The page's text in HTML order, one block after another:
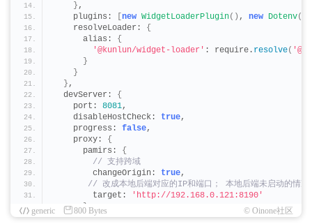
} ,
    plugins:
new WidgetLoaderPlugin() , new Dotenv()]
    resolveLoader:
{
      alias:
{
'@kunlun/widget-loader' : require. resolve(
}
}
} ,
  devServer:
{
    port:
8081,
    disableHostCheck:
true,
    progress:
false,
    proxy:
{
      pamirs:
{
// 支持跨域
        changeOrigin:
true,
// 改成本地后端对应的IP和端口； 本地后端未启动的情况
        target:
'http://192.168.0.121:8190'
}
}
generic 800 Bytes © Oinone社区